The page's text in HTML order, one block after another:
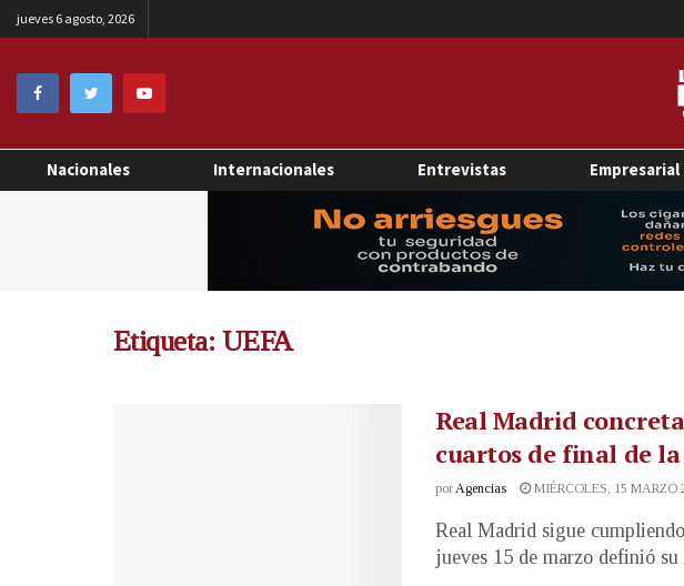
jueves 6 agosto, 2026
Nacionales Internacionales Entrevistas Empresarial
Etiqueta: UEFA
Real Madrid
cuartos de final de
porAgencias MIÉRCOLES, 15 MARZO
Real Madrid sigue
jueves 15 de marzo definió